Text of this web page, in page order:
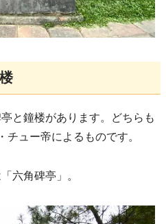
と鐘楼があります。どちらも
チュー帝によるものです。
六角碑亭」。